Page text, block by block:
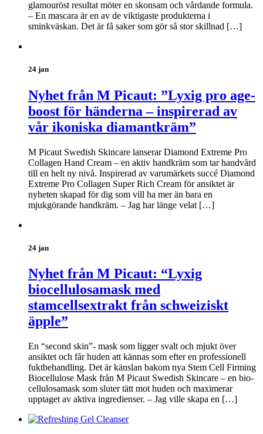
glamouröst resultat möter en skonsam och vårdande formula.
– En mascara är en av de viktigaste produkterna i
sminkväskan. Det är få saker som gör så stor skillnad […]
24 jan
Nyhet från M Picaut: ”Lyxig pro age-
boost för händerna – inspirerad av
vår ikoniska diamantkräm”
M Picaut Swedish Skincare lanserar Diamond Extreme Pro
Collagen Hand Cream – en aktiv handkräm som tar handvård
till en helt ny nivå. Inspirerad av varumärkets succé Diamond
Extreme Pro Collagen Super Rich Cream för ansiktet är
nyheten skapad för dig som vill ha mer än bara en
mjukgörande handkräm. – Jag har länge velat […]
24 jan
Nyhet från M Picaut: “Lyxig
biocellulosamask med
stamcellsextrakt från schweiziskt
äpple”
En “second skin”- mask som ligger svalt och mjukt över
ansiktet och får huden att kännas som efter en professionell
fuktbehandling. Det är känslan bakom nya Stem Cell Firming
Biocellulose Mask från M Picaut Swedish Skincare – en bio-
cellulosamask som sluter tätt mot huden och maximerar
upptaget av aktiva ingredienser. – Jag ville skapa en […]